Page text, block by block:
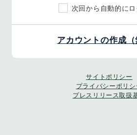
次回から自動的に
アカウントの作成（
サイトポリシー
プライバシーポリシ
プレスリリース取扱